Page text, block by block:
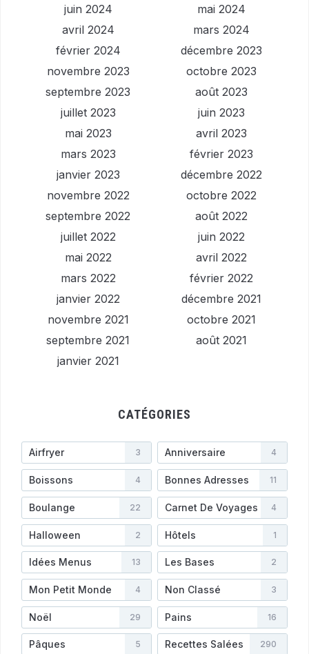
juin 2024
mai 2024
avril 2024
mars 2024
février 2024
décembre 2023
novembre 2023
octobre 2023
septembre 2023
août 2023
juillet 2023
juin 2023
mai 2023
avril 2023
mars 2023
février 2023
janvier 2023
décembre 2022
novembre 2022
octobre 2022
septembre 2022
août 2022
juillet 2022
juin 2022
mai 2022
avril 2022
mars 2022
février 2022
janvier 2022
décembre 2021
novembre 2021
octobre 2021
septembre 2021
août 2021
janvier 2021
CATÉGORIES
Airfryer 3 Anniversaire 4
Boissons 4 Bonnes Adresses 11
Boulange 22 Carnet De Voyages 4
Halloween 2 Hôtels 1
Idées Menus 13 Les Bases 2
Mon Petit Monde 4 Non Classé 3
Noël 29 Pains 16
Pâques 5 Recettes Salées 290